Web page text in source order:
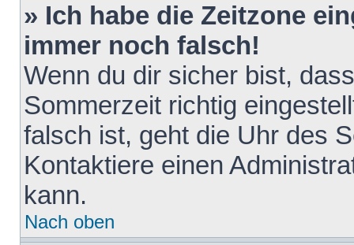
» Ich habe die Zeitzone
immer noch falsch!
Wenn du dir sicher bist,
Sommerzeit richtig
falsch ist, geht die Uhr des
Kontaktiere einen
kann.
Nach oben